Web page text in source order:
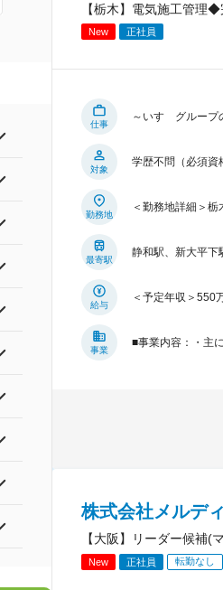
【栃木】電気施工管理
New 正社員
仕事
～いすゞグルー
対象
学歴不問（必須資
勤務地
＜勤務地詳細＞
最寄駅
静和駅、新大平下
給与
＜予定年収＞550
事業
■事業内容：・主
株式会社メルデ
【大阪】リーダー候補(
New 正社員 転勤なし